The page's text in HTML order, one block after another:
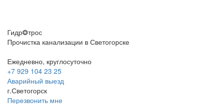
Гидр❂трос
Прочистка канализации в Светогорске
Ежедневно, круглосуточно
+7 929 104 23 25
Аварийный выезд
г.Светогорск
Перезвонить мне